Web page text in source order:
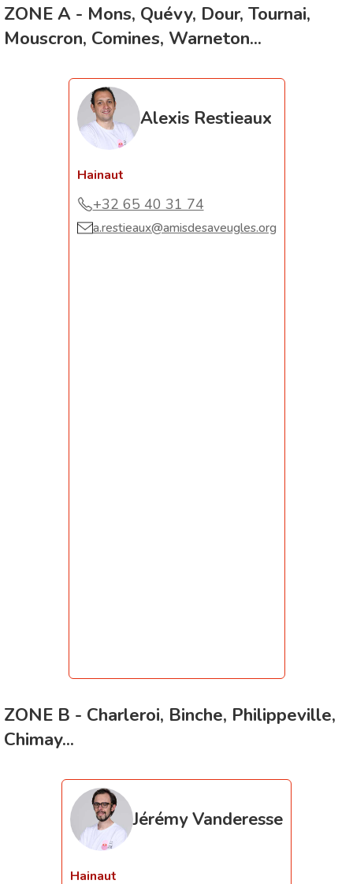
ZONE A - Mons, Quévy, Dour, Tournai,
Mouscron, Comines, Warneton...
Alexis Restieaux
Hainaut
+32 65 40 31 74
a.restieaux@amisdesaveugles.org
ZONE B - Charleroi, Binche, Philippeville,
Chimay...
Jérémy Vanderesse
Hainaut